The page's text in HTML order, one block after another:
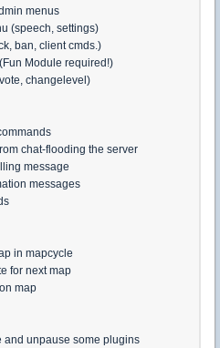
menus
(speech, settings)
ban, client cmds.)
Module required!)
changelevel)
chat-flooding the server
message
messages
in mapcycle
for next map
map
and unpause some plugins